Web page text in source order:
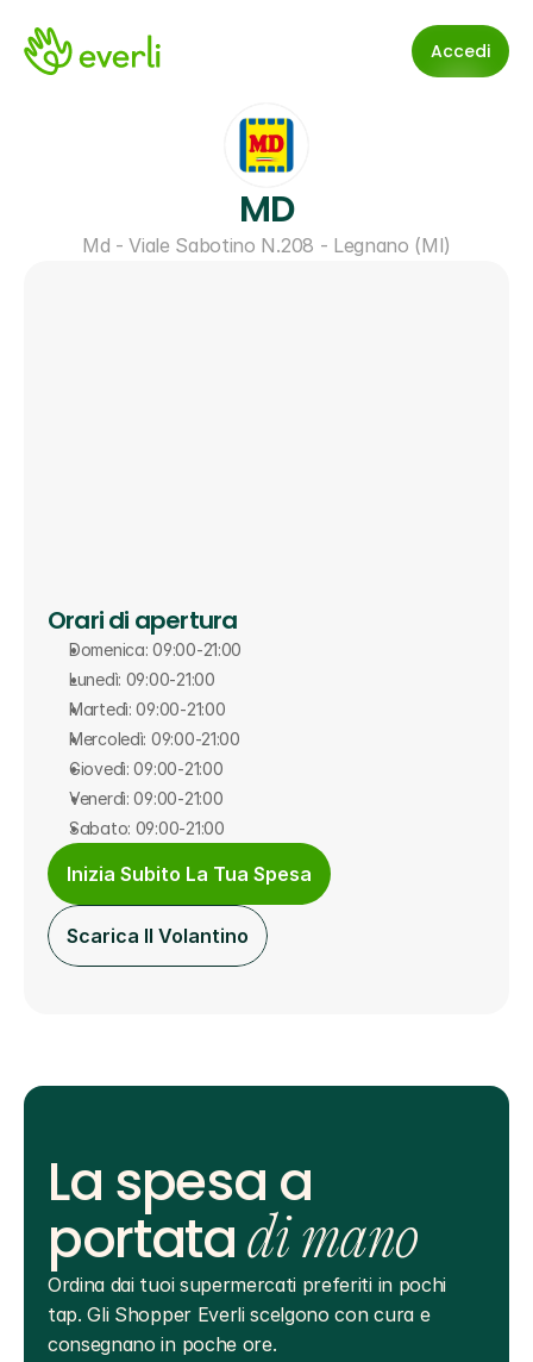
Accedi
MD
Md - Viale Sabotino N.208 - Legnano (MI)
Orari di apertura
Domenica: 09:00-21:00
Lunedì: 09:00-21:00
Martedì: 09:00-21:00
Mercoledì: 09:00-21:00
Giovedì: 09:00-21:00
Venerdì: 09:00-21:00
Sabato: 09:00-21:00
Inizia Subito La Tua Spesa
Scarica Il Volantino
La spesa a
portatadi mano
Ordina dai tuoi supermercati preferiti in pochi
tap. Gli Shopper Everli scelgono con cura e
consegnano in poche ore.